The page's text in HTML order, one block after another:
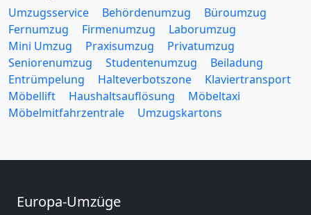
Umzugsservice Behördenumzug
Büroumzug
Fernumzug
Firmenumzug
Laborumzug
Mini Umzug
Praxisumzug
Privatumzug
Seniorenumzug
Studentenumzug
Beiladung
Entrümpelung
Halteverbotszone
Klaviertransport
Möbellift
Haushaltsauflösung
Möbeltaxi
Möbelmitfahrzentrale
Umzugskartons
Europa-Umzüge